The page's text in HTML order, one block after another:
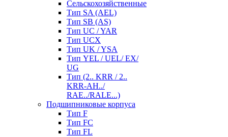
Сельскохозяйственные
Тип SA (AEL)
Тип SB (AS)
Тип UC / YAR
Тип UCX
Тип UK / YSA
Тип YEL / UEL/ EX/
UG
Тип (2.. KRR / 2..
KRR-AH../
RAE../RALE...)
Подшипниковые корпуса
Тип F
Тип FC
Тип FL